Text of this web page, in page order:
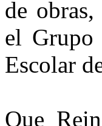
de
el Grupo
Escolar
Que